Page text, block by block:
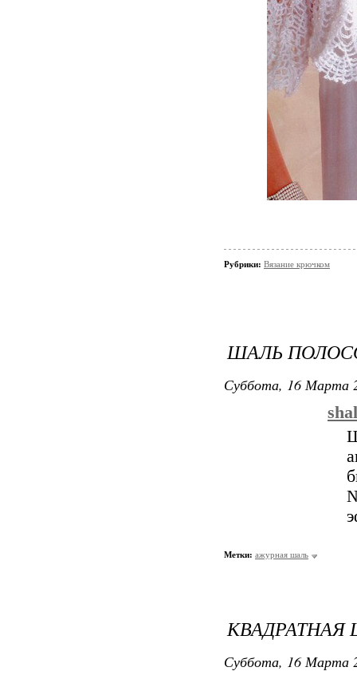
Рубрики: Вязание крючком
ШАЛЬ
Суббота, 16 Марта
Метки: ажурная шаль
КВАДРАТНАЯ
Суббота, 16 Марта